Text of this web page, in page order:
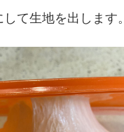
て生地を出します。